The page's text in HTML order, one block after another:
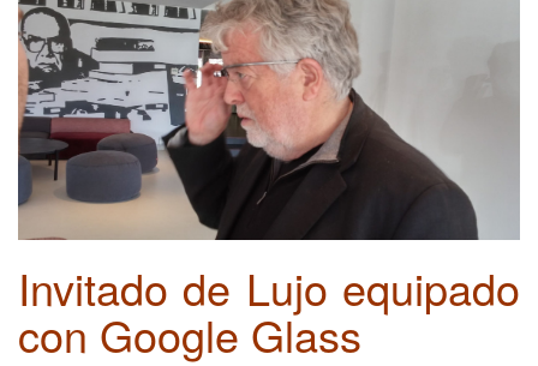
Invitado de Lujo equipado
con Google Glass